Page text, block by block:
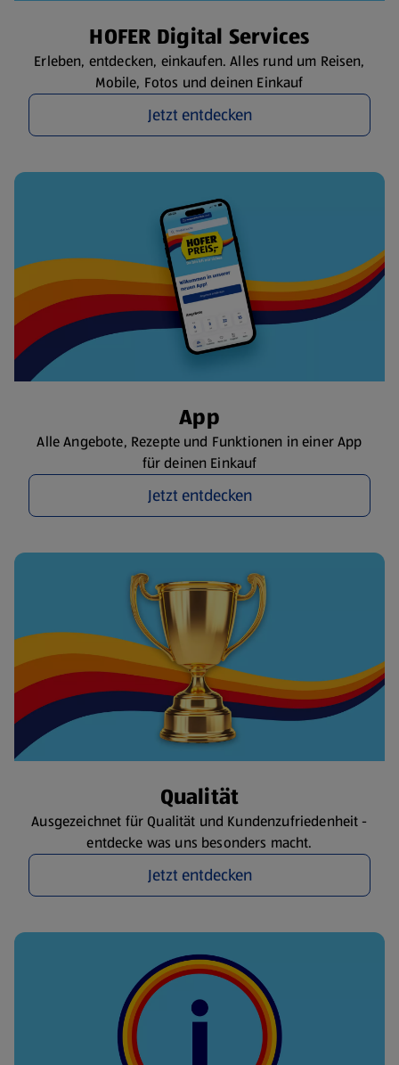
HOFER Digital Services
Erleben, entdecken, einkaufen. Alles rund um Reisen,
Mobile, Fotos und deinen Einkauf
Jetzt entdecken
App
Alle Angebote, Rezepte und Funktionen in einer App
für deinen Einkauf
Jetzt entdecken
Qualität
Ausgezeichnet für Qualität und Kundenzufriedenheit -
entdecke was uns besonders macht.
Jetzt entdecken